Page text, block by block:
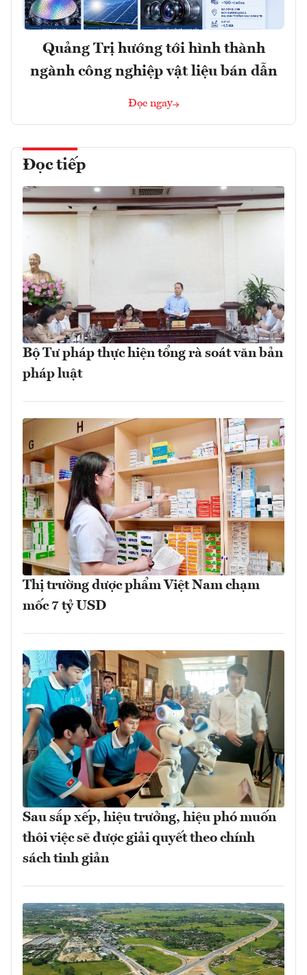
Quảng Trị hướng tới hình thành
ngành công nghiệp vật liệu bán dẫn
Đọc ngay
Đọc tiếp
Bộ Tư pháp thực hiện tổng rà soát văn bản
pháp luật
Thị trường dược phẩm Việt Nam chạm
mốc 7 tỷ USD
Sau sắp xếp, hiệu trưởng, hiệu phó muốn
thôi việc sẽ được giải quyết theo chính
sách tinh giản